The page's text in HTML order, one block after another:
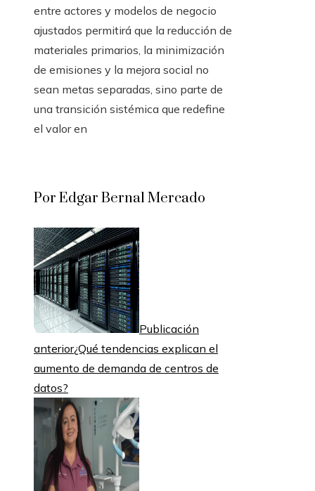
entre actores y modelos de negocio
ajustados permitirá que la reducción de
materiales primarios, la minimización
de emisiones y la mejora social no
sean metas separadas, sino parte de
una transición sistémica que redefine
el valor en
Por Edgar Bernal Mercado
Publicación
anterior¿Qué tendencias explican el
aumento de demanda de centros de
datos?